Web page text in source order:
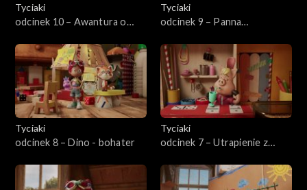
Tyciaki
odcinek 10 – Awantura o
Tyciaki
odcinek 9 – Panna
Tyciaki
odcinek 8 – Dino - bohater
Tyciaki
odcinek 7 – Utrapienie z